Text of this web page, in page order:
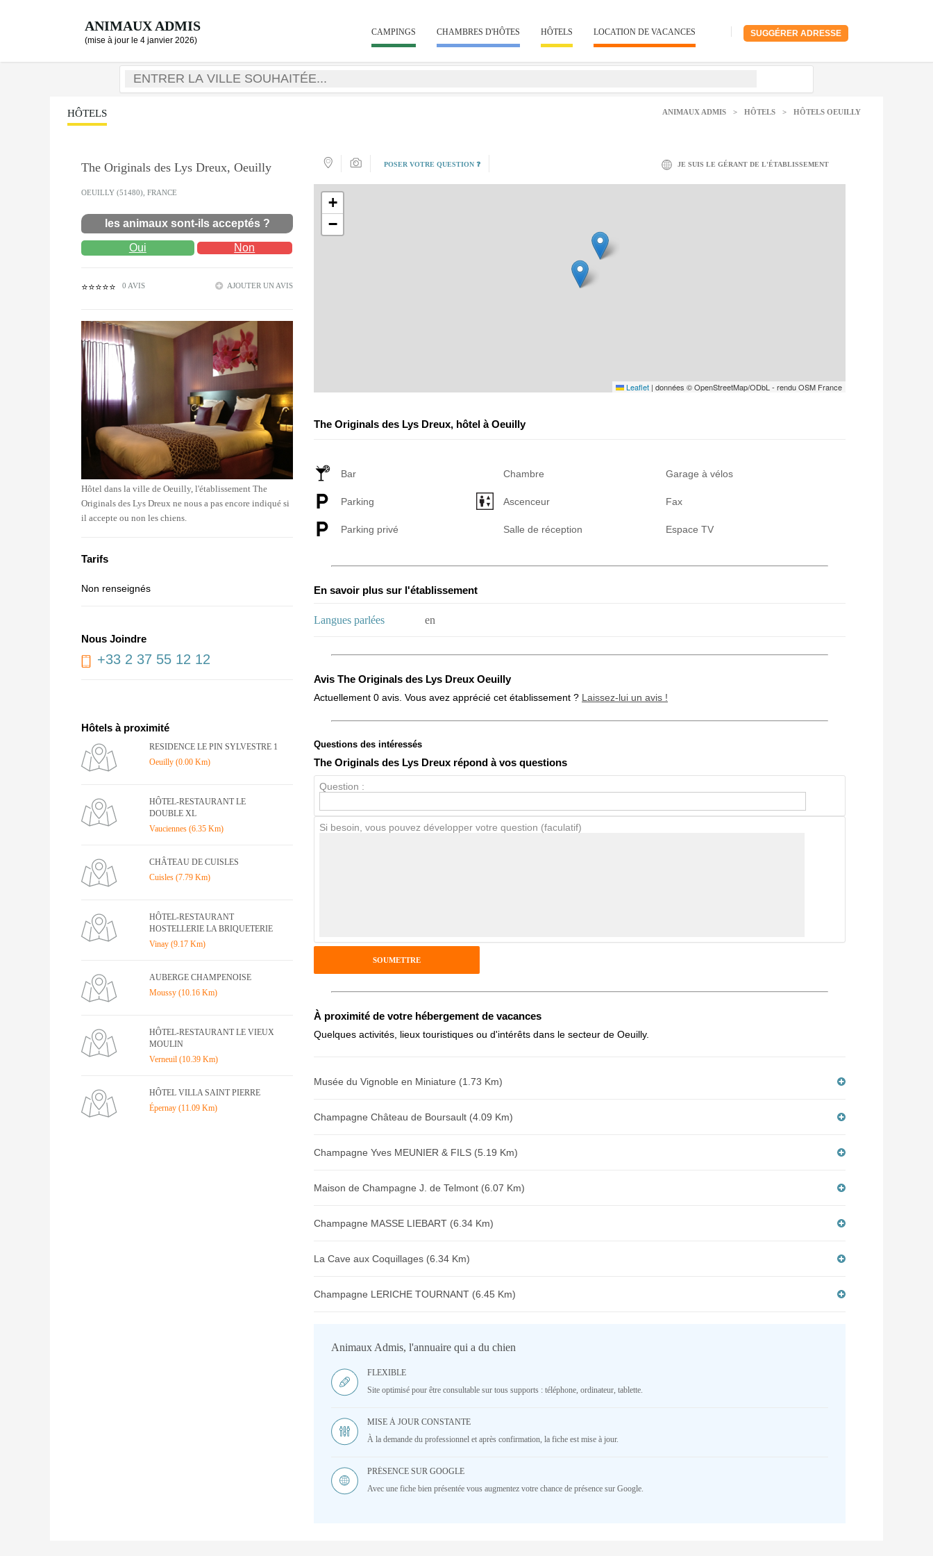
ANIMAUX ADMIS
(mise à jour le 4 janvier 2026)
SUGGÉRER ADRESSE
CAMPINGS CHAMBRES D'HÔTES HÔTELS LOCATION DE VACANCES
HÔTELS ANIMAUX ADMIS > HÔTELS > HÔTELS OEUILLY
The Originals des Lys Dreux, Oeuilly
OEUILLY (51480), FRANCE
les animaux sont-ils acceptés ?
Oui Non
⭐⭐⭐⭐⭐ 0 AVIS AJOUTER UN AVIS
Hôtel dans la ville de Oeuilly, l'établissement The
Originals des Lys Dreux ne nous a pas encore indiqué si
il accepte ou non les chiens.
Tarifs
Non renseignés
Nous Joindre
+33 2 37 55 12 12
Hôtels à proximité
RESIDENCE LE PIN SYLVESTRE 1
Oeuilly (0.00 Km)
HÔTEL-RESTAURANT LE
DOUBLE XL
Vauciennes (6.35 Km)
CHÂTEAU DE CUISLES
Cuisles (7.79 Km)
HÔTEL-RESTAURANT
HOSTELLERIE LA BRIQUETERIE
Vinay (9.17 Km)
AUBERGE CHAMPENOISE
Moussy (10.16 Km)
HÔTEL-RESTAURANT LE VIEUX
MOULIN
Verneuil (10.39 Km)
HÔTEL VILLA SAINT PIERRE
Épernay (11.09 Km)
POSER VOTRE QUESTION ❓ JE SUIS LE GÉRANT DE L'ÉTABLISSEMENT
+
−
Leaflet | données © OpenStreetMap/ODbL - rendu OSM France
The Originals des Lys Dreux, hôtel à Oeuilly
Bar Chambre Garage à vélos
Parking Ascenceur Fax
Parking privé Salle de réception Espace TV
En savoir plus sur l'établissement
Langues parlées en
Avis The Originals des Lys Dreux Oeuilly
Actuellement 0 avis. Vous avez apprécié cet établissement ? Laissez-lui un avis !
Note globale
Avis Clients
Antispam - Combien font 7x4 (en chiffres) :
Avis sur l'établissement :
Questions des intéressés
The Originals des Lys Dreux répond à vos questions
Question :
Si besoin, vous pouvez développer votre question (faculatif)
À proximité de votre hébergement de vacances
Quelques activités, lieux touristiques ou d'intérêts dans le secteur de Oeuilly.
Musée du Vignoble en Miniature (1.73 Km)
Champagne Château de Boursault (4.09 Km)
Champagne Yves MEUNIER & FILS (5.19 Km)
Maison de Champagne J. de Telmont (6.07 Km)
Champagne MASSE LIEBART (6.34 Km)
La Cave aux Coquillages (6.34 Km)
Champagne LERICHE TOURNANT (6.45 Km)
Animaux Admis, l'annuaire qui a du chien
FLEXIBLE
Site optimisé pour être consultable sur tous supports : téléphone, ordinateur, tablette.
MISE À JOUR CONSTANTE
À la demande du professionnel et après confirmation, la fiche est mise à jour.
PRÉSENCE SUR GOOGLE
Avec une fiche bien présentée vous augmentez votre chance de présence sur Google.